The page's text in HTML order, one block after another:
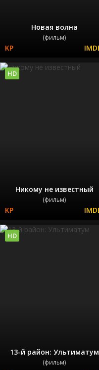
Новая волна
(фильм)
Никому не известный
(фильм)
HD
13-й район: Ультиматум
(фильм)
HD